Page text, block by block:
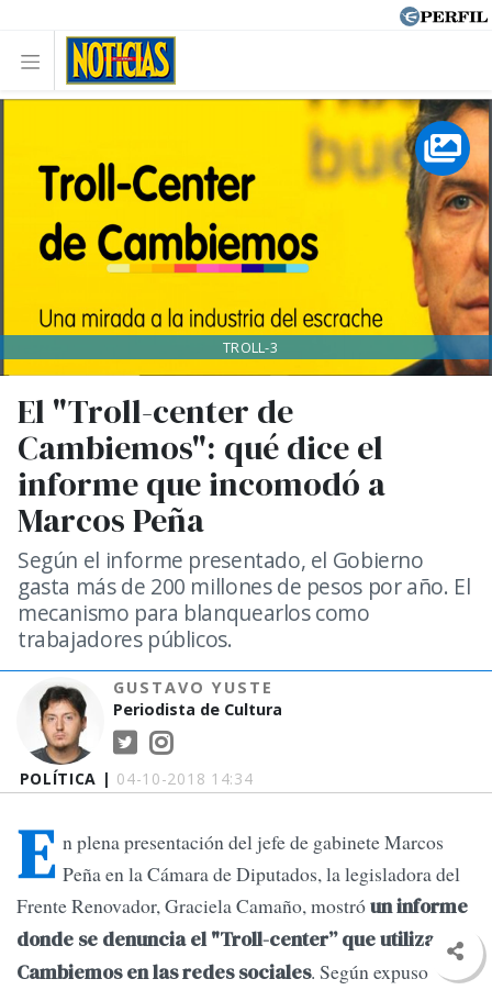
POLÍTICA | 04-10-2018 14:34
El "Troll-center de
Cambiemos": qué dice el
informe que incomodó a
Marcos Peña
Según el informe presentado, el Gobierno
gasta más de 200 millones de pesos por año. El
mecanismo para blanquearlos como
trabajadores públicos.
GUSTAVO YUSTE
Periodista de Cultura
TROLL-3
E n plena presentación del jefe de gabinete Marcos
Peña en la Cámara de Diputados, la legisladora del
Frente Renovador, Graciela Camaño, mostróun informe
donde se denuncia el "Troll-center” que utiliza
Cambiemos en las redes sociales. Según expuso